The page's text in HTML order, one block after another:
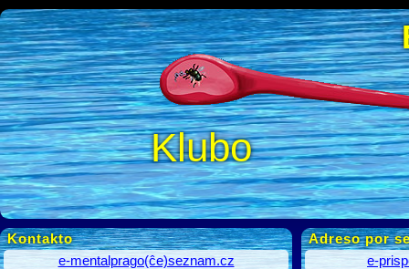
Klubo
Kontakto
e-mentalprago(ĉe)seznam.cz
Adreso por
e-